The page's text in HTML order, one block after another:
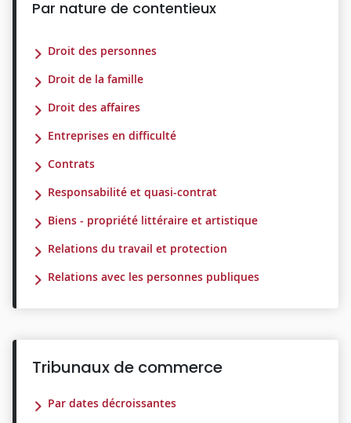
Par nature de contentieux
Droit des personnes
Droit de la famille
Droit des affaires
Entreprises en difficulté
Contrats
Responsabilité et quasi-contrat
Biens - propriété littéraire et artistique
Relations du travail et protection
Relations avec les personnes publiques
Tribunaux de commerce
Par dates décroissantes